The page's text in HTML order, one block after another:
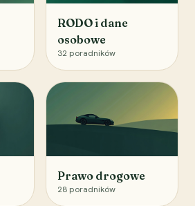
RODO i dane
osobowe
32 poradników
Prawo drogowe
28 poradników